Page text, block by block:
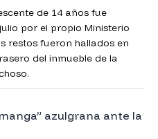
de 14 años fue
por el propio Ministerio
restos fueron hallados en
del inmueble de la
azulgrana ante la